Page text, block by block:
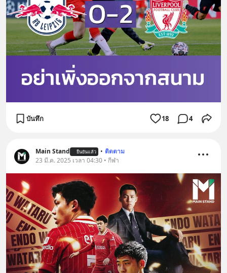
บันทึก 18 4
Main Stand ยืนยันแล้ว • ติดตาม
23 มี.ค. 2025 เวลา 04:30 • กีฬา